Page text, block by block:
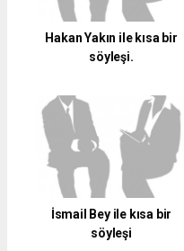
Hakan Yakın ile kısa bir
söyleşi.
İsmail Bey ile kısa bir
söyleşi